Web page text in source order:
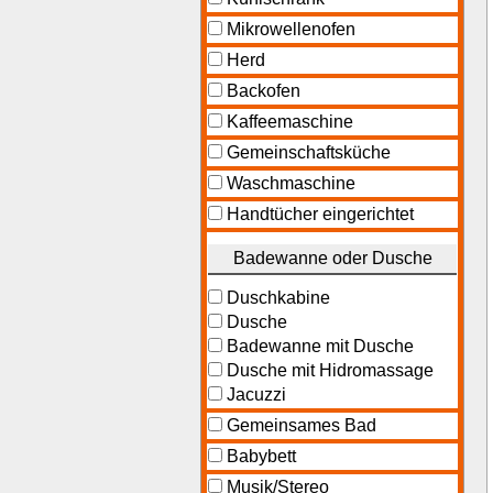
Mikrowellenofen
Herd
Backofen
Kaffeemaschine
Gemeinschaftsküche
Waschmaschine
Handtücher eingerichtet
Badewanne oder Dusche
Duschkabine
Dusche
Badewanne mit Dusche
Dusche mit Hidromassage
Jacuzzi
Gemeinsames Bad
Babybett
Musik/Stereo